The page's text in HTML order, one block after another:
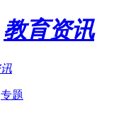
教育资讯
专题